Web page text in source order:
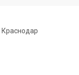
Краснодар